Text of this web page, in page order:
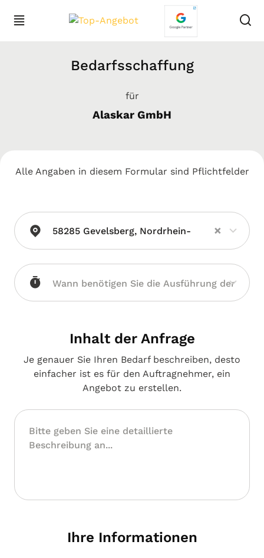
Bedarfsschaffung
für
Alaskar GmbH
Alle Angaben in diesem Formular sind Pflichtfelder
58285 Gevelsberg, Nordrhein- ×
Inhalt der Anfrage
Je genauer Sie Ihren Bedarf beschreiben, desto
einfacher ist es für den Auftragnehmer, ein
Angebot zu erstellen.
Ihre Informationen